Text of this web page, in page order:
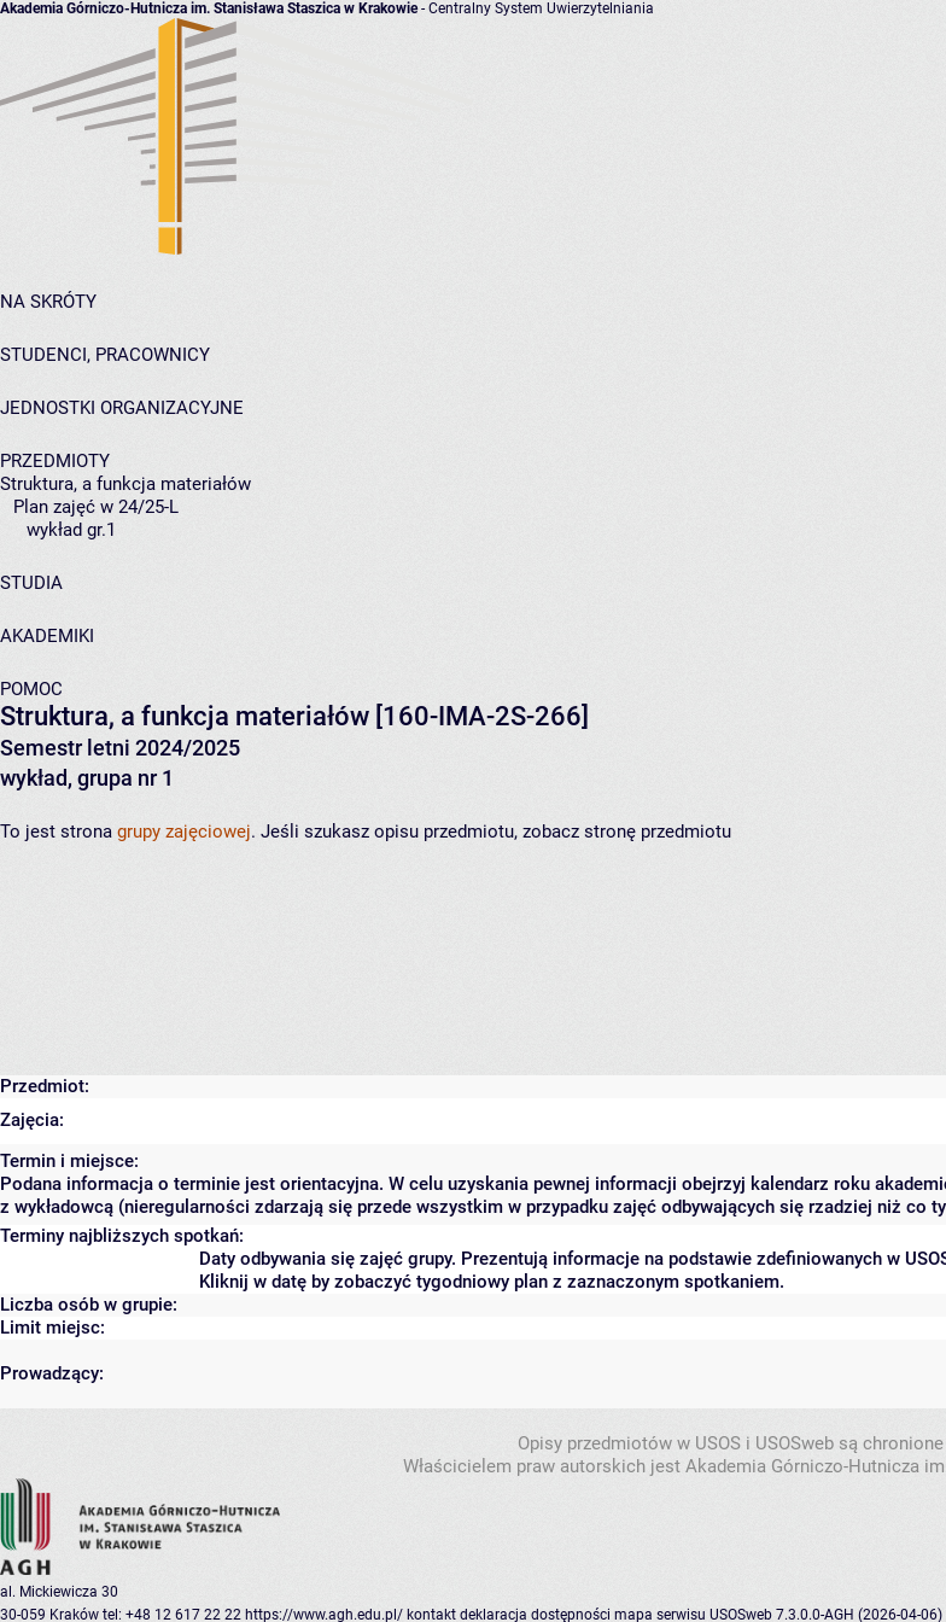
Akademia Górniczo-Hutnicza im. Stanisława Staszica w Krakowie- Centralny System Uwierzytelniania
NA SKRÓTY
STUDENCI, PRACOWNICY
JEDNOSTKI ORGANIZACYJNE
PRZEDMIOTY
Struktura, a funkcja materiałów
Plan zajęć w 24/25-L
wykład gr.1
STUDIA
AKADEMIKI
POMOC
Struktura, a funkcja materiałów [160-IMA-2S-266]
Semestr letni 2024/2025
wykład, grupa nr 1
To jest strona grupy zajęciowej. Jeśli szukasz opisu przedmiotu, zobacz stronę przedmiotu
Przedmiot:
Zajęcia:
Termin i miejsce:
Podana informacja o terminie jest orientacyjna. W celu uzyskania pewnej informacji obejrzyj kalendarz roku
z wykładowcą (nieregularności zdarzają się przede wszystkim w przypadku zajęć odbywających się rzadziej niż co
Terminy najbliższych spotkań:
Daty odbywania się zajęć grupy. Prezentują informacje na podstawie zdefiniowanych w
Kliknij w datę by zobaczyć tygodniowy plan z zaznaczonym spotkaniem.
Liczba osób w grupie:
Limit miejsc:
Prowadzący:
Opisy przedmiotów w USOS i USOSweb są
Właścicielem praw autorskich jest Akademia Górniczo-Hutnicza
al. Mickiewicza 30
30-059 Kraków tel: +48 12 617 22 22 https://www.agh.edu.pl/ kontakt deklaracja dostępności mapa serwisu USOSweb 7.3.0.0-AGH (2026-04-06)